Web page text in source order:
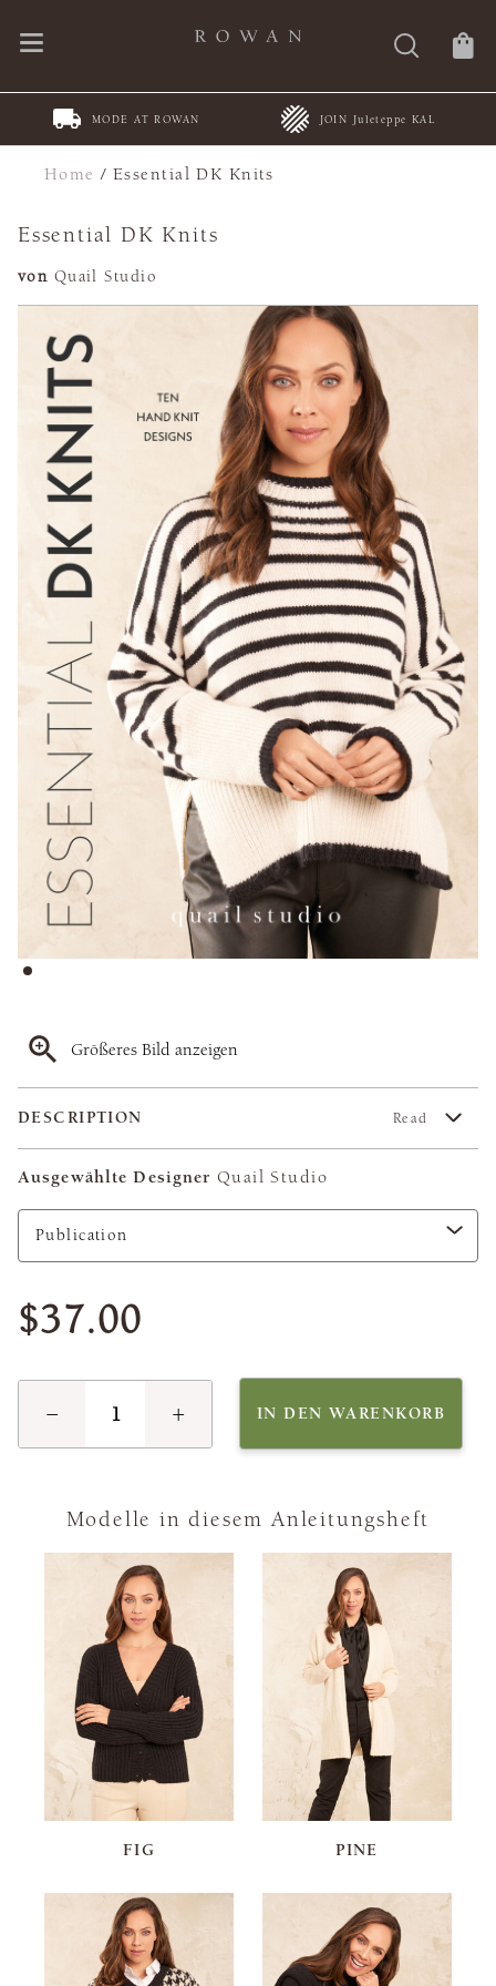
MODE AT ROWAN JOIN Juleteppe KAL
Home /Essential DK Knits
Essential DK Knits
von Quail Studio
Größeres Bild anzeigen
DESCRIPTION Read
Ausgewählte Designer Quail Studio
$37.00
− + IN DEN WARENKORB
Modelle in diesem Anleitungsheft
FIG PINE